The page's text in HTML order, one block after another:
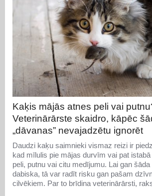
Kaķis mājās atnes peli vai
Veterinārārste skaidro, kāpēc
„dāvanas” nevajadzētu ignorēt
Daudzi kaķu saimnieki vismaz reizi ir
kad mīlulis pie mājas durvīm vai pat
peli, putnu vai citu medījumu. Lai gan
dabiska, tā var radīt risku gan pašam
cilvēkiem. Par to brīdina veterinārārsti,